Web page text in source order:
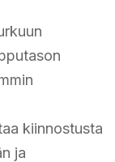
kiinnostusta
ja